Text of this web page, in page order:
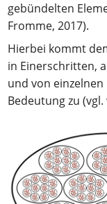
gebündelten
Fromme, 2017).
Hierbei kommt
in Einerschritten,
und von
Bedeutung zu